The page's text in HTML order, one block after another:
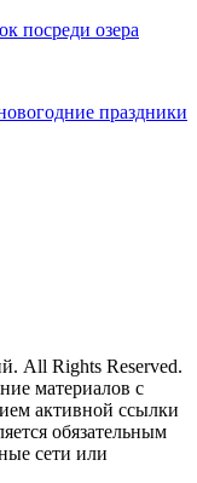
посреди озера
праздники
All Rights Reserved.
материалов с
активной ссылки
обязательным
сети или